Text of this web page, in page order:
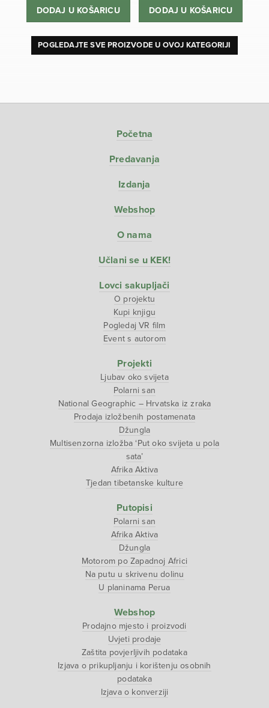
DODAJ U KOŠARICU DODAJ U KOŠARICU
POGLEDAJTE SVE PROIZVODE U OVOJ KATEGORIJI
Početna
Predavanja
Izdanja
Webshop
O nama
Učlani se u KEK!
Lovci sakupljači
O projektu
Kupi knjigu
Pogledaj VR film
Event s autorom
Projekti
Ljubav oko svijeta
Polarni san
National Geographic – Hrvatska iz zraka
Prodaja izložbenih postamenata
Džungla
Multisenzorna izložba ‘Put oko svijeta u pola
sata’
Afrika Aktiva
Tjedan tibetanske kulture
Putopisi
Polarni san
Afrika Aktiva
Džungla
Motorom po Zapadnoj Africi
Na putu u skrivenu dolinu
U planinama Perua
Webshop
Prodajno mjesto i proizvodi
Uvjeti prodaje
Zaštita povjerljivih podataka
Izjava o prikupljanju i korištenju osobnih
podataka
Izjava o konverziji